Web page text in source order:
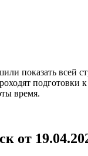
показать всей
время.
от